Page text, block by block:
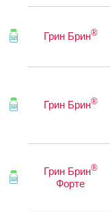
Грин Брин®
Грин Брин®
Грин Брин®
Форте